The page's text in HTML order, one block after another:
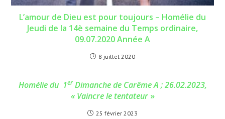
L’amour de Dieu est pour toujours – Homélie du
Jeudi de la 14è semaine du Temps ordinaire,
09.07.2020 Année A
8 juillet 2020
Homélie du 1erDimanche de Carême A ; 26.02.2023,
« Vaincre le tentateur »
25 février 2023